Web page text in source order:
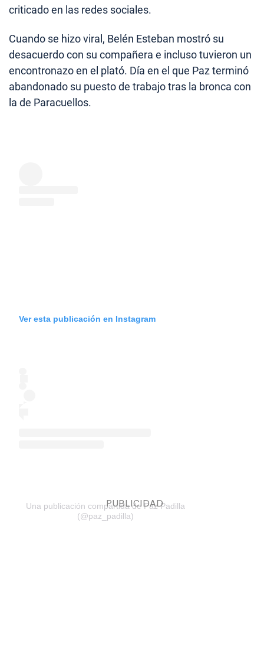
criticado en las redes sociales.
Cuando se hizo viral, Belén Esteban mostró su
desacuerdo con su compañera e incluso tuvieron un
encontronazo en el plató. Día en el que Paz terminó
abandonado su puesto de trabajo tras la bronca con
la de Paracuellos.
Ver esta publicación en Instagram
Una publicación compartida de Paz Padilla
(@paz_padilla)